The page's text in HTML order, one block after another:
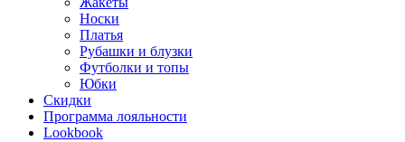
Носки
Платья
Рубашки и блузки
Футболки и топы
Юбки
Скидки
Программа лояльности
Lookbook